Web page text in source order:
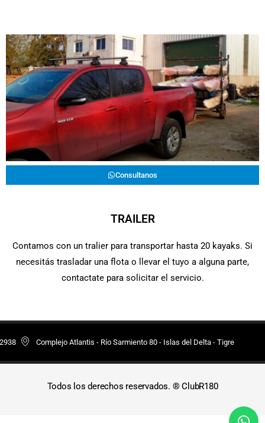
Consultanos
TRAILER
Contamos con un tralier para transportar hasta 20 kayaks. Si
necesitás trasladar una flota o llevar el tuyo a alguna parte,
contactate para solicitar el servicio.
Complejo Atlantis - Río Sarmiento 80 - Islas del Delta - Tigre
Todos los derechos reservados. ® ClubR180